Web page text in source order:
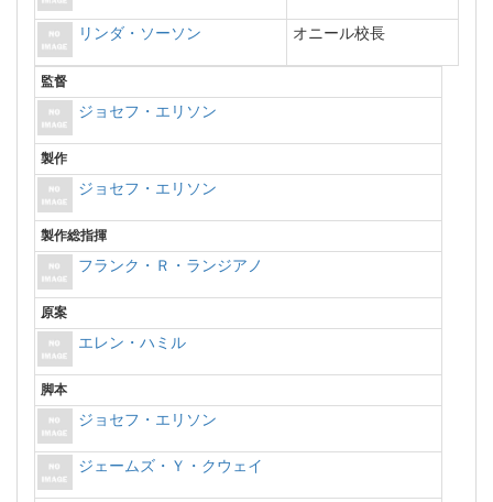
リンダ・ソーソン オニール校長
監督
ジョセフ・エリソン
製作
ジョセフ・エリソン
製作総指揮
フランク・Ｒ・ランジアノ
原案
エレン・ハミル
脚本
ジョセフ・エリソン
ジェームズ・Ｙ・クウェイ